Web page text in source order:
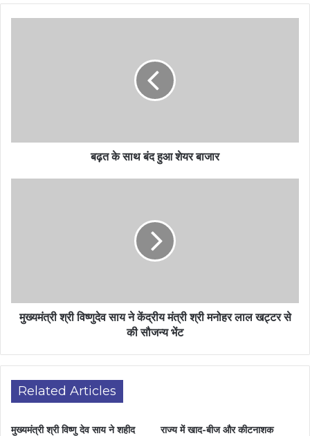
बढ़त के साथ बंद हुआ शेयर बाजार
मुख्यमंत्री श्री विष्णुदेव साय ने केंद्रीय मंत्री श्री मनोहर लाल खट्टर से
की सौजन्य भेंट
Related Articles
मुख्यमंत्री श्री विष्णु देव साय ने शहीद राज्य में खाद-बीज और कीटनाशक